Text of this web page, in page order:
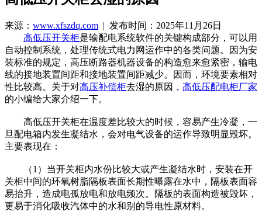
来源： www.xfszdq.com | 发布时间：2025年11月26日
高低压开关柜是输配电系统软件的关键构成部分，可以用
自动控制系统，处理传统式电力网运作中的各类问题。因为安
装标准的规定，高压断路器机器设备的构造愈来愈紧密，输电
线的接地装置间距和接地装置间距减少。因而，环境要素相对
性比较高。关于对高压补偿柜去湿的原因， 高低压配电柜厂家
的小编给大家介绍一下。
高低压开关柜在温度差比较大的时候，容易产生冷凝，一
旦配电箱内发生凝结水，会对电气设备的运作导致明显毁坏。
主要表现在：
（1）当开关柜内水份比较大或产生凝结水时，安装在开
关柜中间的环氧树脂隔板表面长期性曝露在水中，隔板表面容
易抬升，造成电孤放电和放电频次。隔板的表面构造被毁坏，
更易于消化吸收汽体中的水和别的导电性原材料。